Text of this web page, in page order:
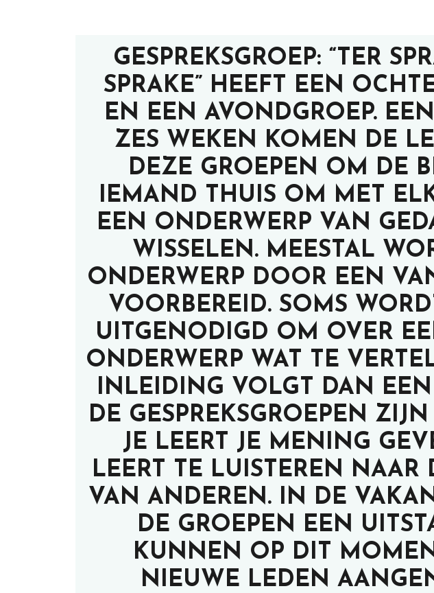
GESPREKSGROEP: “TER
SPRAKE” HEEFT EEN
EN EEN AVONDGROEP.
ZES WEKEN KOMEN DE
DEZE GROEPEN OM DE
IEMAND THUIS OM MET
EEN ONDERWERP VAN
WISSELEN. MEESTAL
ONDERWERP DOOR EEN
VOORBEREID. SOMS
UITGENODIGD OM OVER
ONDERWERP WAT TE
INLEIDING VOLGT DAN EEN
DE GESPREKSGROEPEN
JE LEERT JE MENING
LEERT TE LUISTEREN NAAR
VAN ANDEREN. IN DE
DE GROEPEN EEN
KUNNEN OP DIT
NIEUWE LEDEN